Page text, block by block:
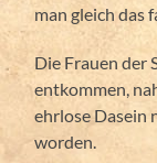
man gleich das
Die Frauen der
entkommen,
ehrlose Dasein
worden.